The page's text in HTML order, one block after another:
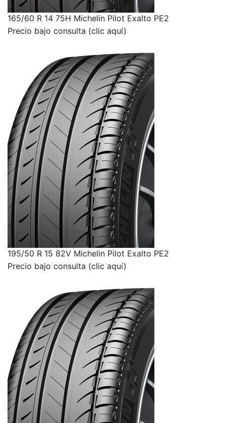
165/60 R 14 75H Michelin Pilot Exalto PE2
Precio bajo consulta (clic aquí)
195/50 R 15 82V Michelin Pilot Exalto PE2
Precio bajo consulta (clic aquí)